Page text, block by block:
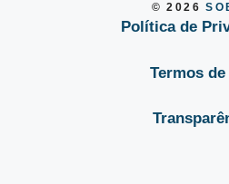
© 2026
Política de
Termos de